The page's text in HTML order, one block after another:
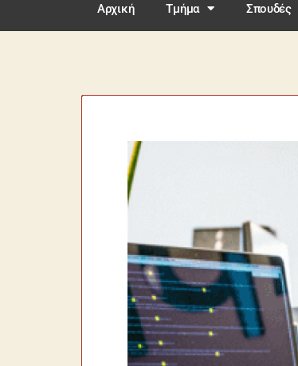
Αρχική Τμήμα Σπουδές